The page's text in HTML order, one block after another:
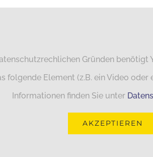
Gründen benötigt
folgende Element (z.B. ein Video oder
Informationen finden Sie unter
AKZEPTIEREN